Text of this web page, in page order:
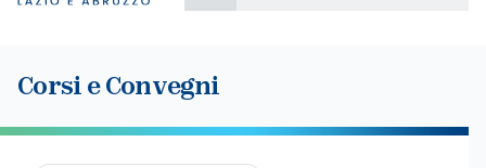
Corsi e Convegni